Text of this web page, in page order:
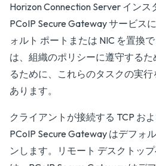
Horizon Connection Server イン
PCoIP Secure Gateway サービス
ォルト ポートまたは NIC を置換
は、組織のポリシーに遵守する
るために、これらのタスクの実
あります。
クライアントが接続する TCP お
PCoIP Secure Gateway はデフォ
ンします。リモート デスクトッ